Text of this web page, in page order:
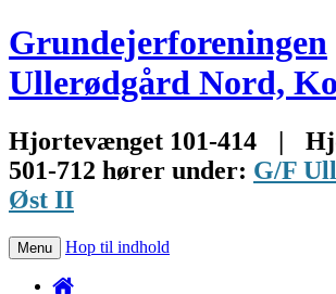
Grundejerforeningen
Ullerødgård Nord,
Hjortevænget 101-414 |
501-712 hører under: G/F
Øst II
Menu Hop til indhold